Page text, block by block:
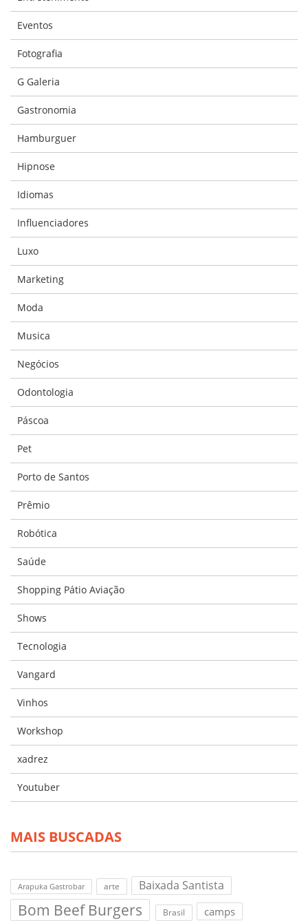
Eventos
Fotografia
G Galeria
Gastronomia
Hamburguer
Hipnose
Idiomas
Influenciadores
Luxo
Marketing
Moda
Musica
Negócios
Odontologia
Páscoa
Pet
Porto de Santos
Prêmio
Robótica
Saúde
Shopping Pátio Aviação
Shows
Tecnologia
Vangard
Vinhos
Workshop
xadrez
Youtuber
MAIS BUSCADAS
Arapuka Gastrobar arte Baixada Santista
Bom Beef Burgers Brasil camps